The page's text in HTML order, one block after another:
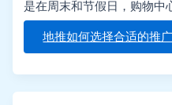
是在周末和节假日，购物中
地推如何选择合适的推